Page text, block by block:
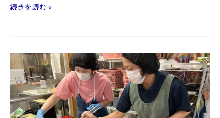
幸
チ
ン
に
ヘ
ル
続きを読む »